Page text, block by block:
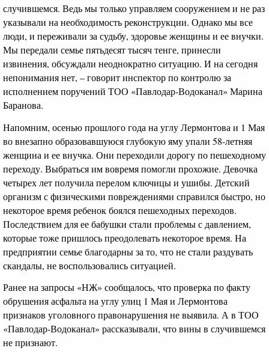
случившемся. Ведь мы только управляем сооружением и не раз
указывали на необходимость реконструкции. Однако мы все
люди, и переживали за судьбу, здоровье женщины и ее внучки.
Мы передали семье пятьдесят тысяч тенге, принесли
извинения, обсуждали неоднократно ситуацию. И на сегодня
непонимания нет, – говорит инспектор по контролю за
исполнением поручений ТОО «Павлодар-Водоканал» Марина
Баранова.
Напомним, осенью прошлого года на углу Лермонтова и 1 Мая
во внезапно образовавшуюся глубокую яму упали 58-летняя
женщина и ее внучка. Они переходили дорогу по пешеходному
переходу. Выбраться им вовремя помогли прохожие. Девочка
четырех лет получила перелом ключицы и ушибы. Детский
организм с физическими повреждениями справился быстро, но
некоторое время ребенок боялся пешеходных переходов.
Последствием для ее бабушки стали проблемы с давлением,
которые тоже пришлось преодолевать некоторое время. На
предприятии семье благодарны за то, что не стали раздувать
скандалы, не воспользовались ситуацией.
Ранее на запросы «НЖ» сообщалось, что проверка по факту
обрушения асфальта на углу улиц 1 Мая и Лермонтова
признаков уголовного правонарушения не выявила. А в ТОО
«Павлодар-Водоканал» рассказывали, что вины в случившемся
не признают.